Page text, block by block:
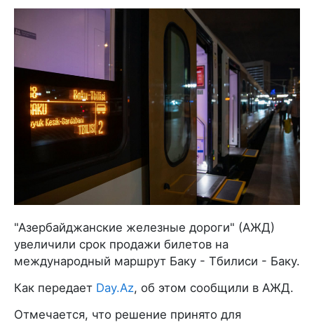
"Азербайджанские железные дороги" (АЖД)
увеличили срок продажи билетов на
международный маршрут Баку - Тбилиси - Баку.
Как передает Day.Az, об этом сообщили в АЖД.
Отмечается, что решение принято для